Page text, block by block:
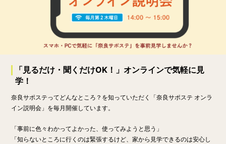
「見るだけ・聞くだけOK！」オンラインで気軽に見
学！
奈良サポステってどんなところ？を知っていただく「奈良サポステ オンラ
イン説明会」を毎月開催しています。
「事前に色々わかってよかった、使ってみようと思う」
「知らないところに行くのは緊張するけど、家から見学できるのは安心し